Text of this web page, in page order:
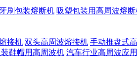
刷包装熔断机 吸塑包装用高周波熔断
接机 双头高周波熔接机 手动推盘式
装鞋帽用高周波机 汽车行业高周波应用